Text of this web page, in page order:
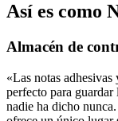
Así es como
Almacén de
«Las notas
perfecto para guardar
nadie ha dicho